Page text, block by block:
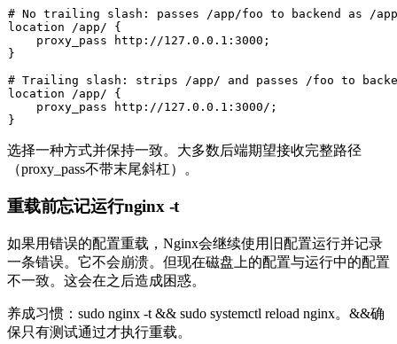
# No trailing slash: passes /app/foo to backend as /
location /app/ {
    proxy_pass http://127.0.0.1:3000;
}
# Trailing slash: strips /app/ and passes /foo to
location /app/ {
    proxy_pass http://127.0.0.1:3000/;
选择一种方式并保持一致。大多数后端期望接收完整路径
（proxy_pass不带末尾斜杠）。
重载前忘记运行nginx -t
如果用错误的配置重载，Nginx会继续使用旧配置运行并记录
一条错误。它不会崩溃。但现在磁盘上的配置与运行中的配置
不一致。这会在之后造成困惑。
养成习惯： sudo nginx -t && sudo systemctl reload nginx。 &&确
保只有测试通过才执行重载。